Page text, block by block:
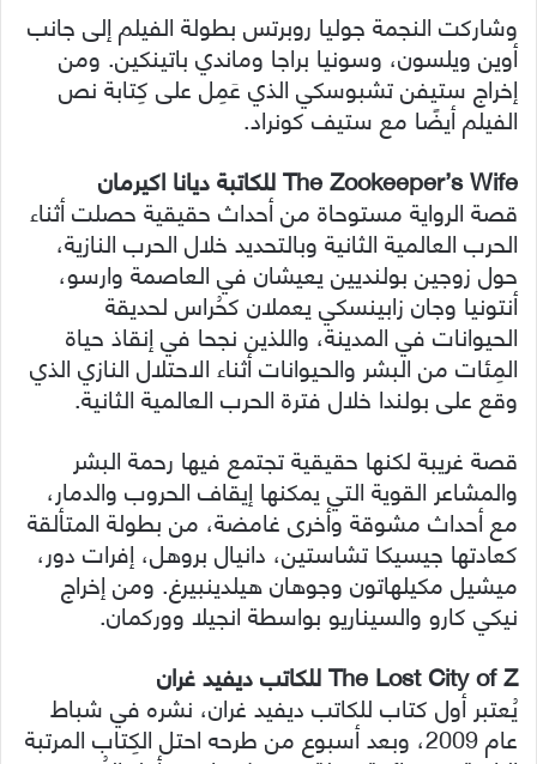
وشاركت النجمة جوليا روبرتس بطولة الفيلم إلى جانب
أوين ويلسون، وسونيا براجا وماندي باتينكين. ومن
إخراج ستيفن تشبوسكي الذي عَمِل على كِتابة نص
الفيلم أيضًا مع ستيف كونراد.
The Zookeeper’s Wife للكاتبة ديانا اكيرمان
قصة الرواية مستوحاة من أحداث حقيقية حصلت أثناء
الحرب العالمية الثانية وبالتحديد خلال الحرب النازية،
حول زوجين بولنديين يعيشان في العاصمة وارسو،
أنتونيا وجان زابينسكي يعملان كحُراس لحديقة
الحيوانات في المدينة، واللذين نجحا في إنقاذ حياة
المِئات من البشر والحيوانات أثناء الاحتلال النازي الذي
وقع على بولندا خلال فترة الحرب العالمية الثانية.
قصة غريبة لكنها حقيقية تجتمع فيها رحمة البشر
والمشاعر القوية التي يمكنها إيقاف الحروب والدمار،
مع أحداث مشوقة وأخرى غامضة، من بطولة المتألقة
كعادتها جيسيكا تشاستين، دانيال بروهل، إفرات دور،
ميشيل مكيلهاتون وجوهان هيلدينبيرغ. ومن إخراج
نيكي كارو والسيناريو بواسطة انجيلا ووركمان.
The Lost City of Z للكاتب ديفيد غران
يُعتبر أول كتاب للكاتب ديفيد غران، نشره في شباط
عام 2009، وبعد أسبوع من طرحه احتل الكِتاب المرتبة